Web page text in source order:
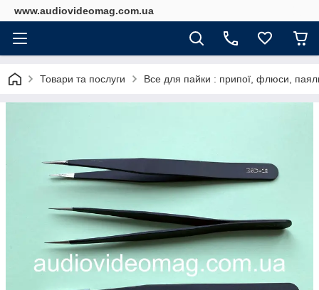
www.audiovideomag.com.ua
Товари та послуги Все для пайки : припої, флюси,